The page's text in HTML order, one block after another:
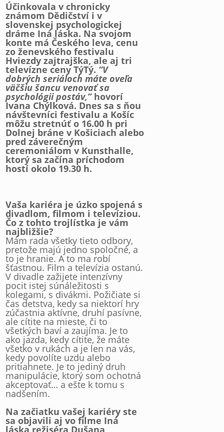
Účinkovala v chronicky
známom Dědičství i v
slovenskej psychologickej
dráme Iná láska. Na svojom
konte má Českého leva, cenu
zo ženevského festivalu
Hviezdy zajtrajška, ale aj tri
televízne ceny TýTý. “V
dobrých seriáloch máte oveľa
väčšiu šancu venovať sa
psychológii postáv,”hovorí
Ivana Chýlková. Dnes sa s ňou
návštevníci festivalu a Košíc
môžu stretnúť o 16.00 h pri
Dolnej bráne v Košiciach alebo
pred záverečným
ceremoniálom v Kunsthalle,
ktorý sa začína príchodom
hostí okolo 19.30 h.
Vaša kariéra je úzko spojená s
divadlom, filmom i televíziou.
Čo z tohto trojlístka je vám
najbližšie?
Mám rada všetky tieto odbory,
pretože majú jedno spoločné, a
to je hranie. A to ma robí
šťastnou. Film a televízia ostanú.
V divadle zažijete intenzívny
pocit istej súnáležitosti s
kolegami, s divákmi. Požičiate si
čas detstva, kedy sa niektorí hry
zúčastnia aktívne, druhí pasívne,
ale cítite na mieste, či to
všetkých baví a zaujíma. Je to
ako jazda, kedy cítite, že máte
všetko v rukách a je len na vás,
kedy povolíte uzdu alebo
pritiahnete. Je to jediný druh
manipulácie, ktorý som ochotná
akceptovať… a ešte k tomu s
nadšením.
Na začiatku vašej kariéry ste
sa objavili aj vo filme Iná
láska režiséra Dušana